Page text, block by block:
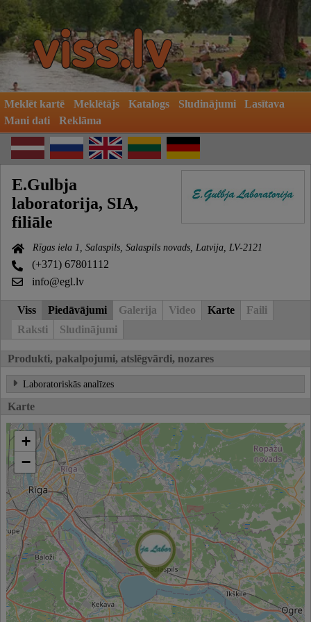
Meklēt kartē Meklētājs Katalogs Sludinājumi
Lasītava
Mani dati
Reklāma
E.Gulbja
laboratorija, SIA,
filiāle
Rīgas iela 1, Salaspils, Salaspils novads, Latvija, LV-2121
(+371) 67801112
info@egl.lv
Viss Piedāvājumi Galerija Video Karte
Faili
Raksti
Sludinājumi
Produkti, pakalpojumi, atslēgvārdi, nozares
Laboratoriskās analīzes
Karte
+
−